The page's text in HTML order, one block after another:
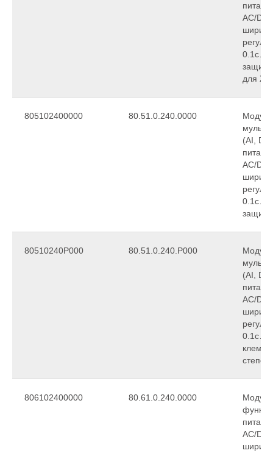
АС/DC,
для
805102400000 80.51.0.240.0000
(AI, DI,
АС/DC,
80510240P000 80.51.0.240.P000
(AI, DI,
АС/DC,
806102400000 80.61.0.240.0000
АС/DC,